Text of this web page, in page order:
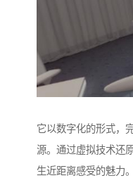
它以数字化的形式，
源。通过虚拟技术还
生近距离感受的魅力